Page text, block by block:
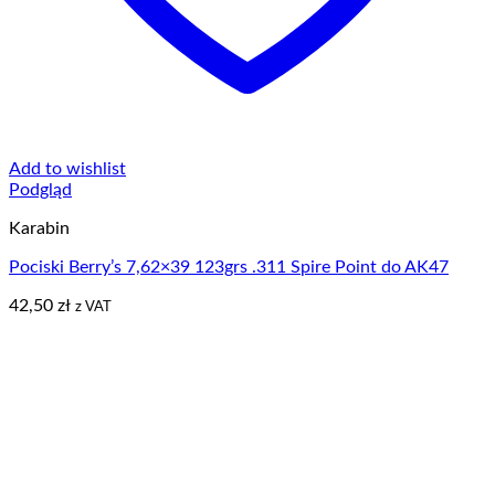
Add to wishlist
Podgląd
Karabin
Pociski Berry’s 7,62×39 123grs .311 Spire Point do AK47
42,50 zł z VAT